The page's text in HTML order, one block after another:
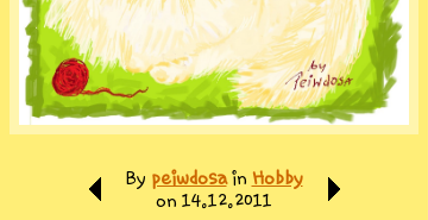
By peiwdosain Hobby
on 14.12.2011